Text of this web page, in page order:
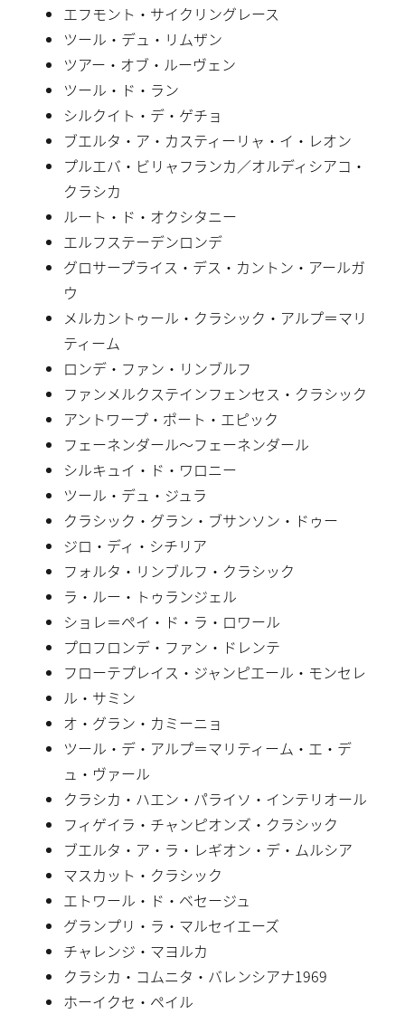
エフモント・サイクリングレース
ツール・デュ・リムザン
ツアー・オブ・ルーヴェン
ツール・ド・ラン
シルクイト・デ・ゲチョ
ブエルタ・ア・カスティーリャ・イ・レオン
プルエバ・ビリャフランカ／オルディシアコ・
クラシカ
ルート・ド・オクシタニー
エルフステーデンロンデ
グロサープライス・デス・カントン・アールガ
ウ
メルカントゥール・クラシック・アルプ＝マリ
ティーム
ロンデ・ファン・リンブルフ
ファンメルクステインフェンセス・クラシック
アントワープ・ポート・エピック
フェーネンダール〜フェーネンダール
シルキュイ・ド・ワロニー
ツール・デュ・ジュラ
クラシック・グラン・ブサンソン・ドゥー
ジロ・ディ・シチリア
フォルタ・リンブルフ・クラシック
ラ・ルー・トゥランジェル
ショレ＝ペイ・ド・ラ・ロワール
プロフロンデ・ファン・ドレンテ
フローテプレイス・ジャンピエール・モンセレ
ル・サミン
オ・グラン・カミーニョ
ツール・デ・アルプ＝マリティーム・エ・デ
ュ・ヴァール
クラシカ・ハエン・パライソ・インテリオール
フィゲイラ・チャンピオンズ・クラシック
ブエルタ・ア・ラ・レギオン・デ・ムルシア
マスカット・クラシック
エトワール・ド・ベセージュ
グランプリ・ラ・マルセイエーズ
チャレンジ・マヨルカ
クラシカ・コムニタ・バレンシアナ1969
ホーイクセ・ペイル